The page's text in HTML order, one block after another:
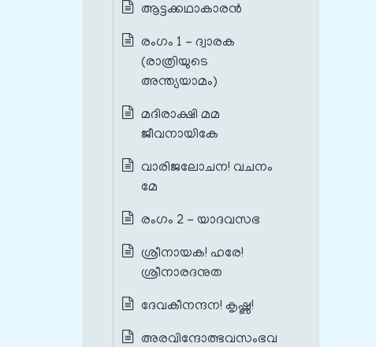
ആട്ടക്കഥാകാരൻ
രംഗം 1 – ദ്വാരക
(രാത്രിയുടെ
അന്ത്യയാമം)
മദിരാക്ഷി മമ
ജീവനായികേ
വാരിജലോചന! വചനം
മേ
രംഗം 2 – യാദവസഭ
ശ്രീനായക! ഹരേ!
ശ്രീനാരദനുത
ദേവകീനന്ദന! കൃഷ്ണ!
അരവിന്ദോത്ഭവസംഭവ